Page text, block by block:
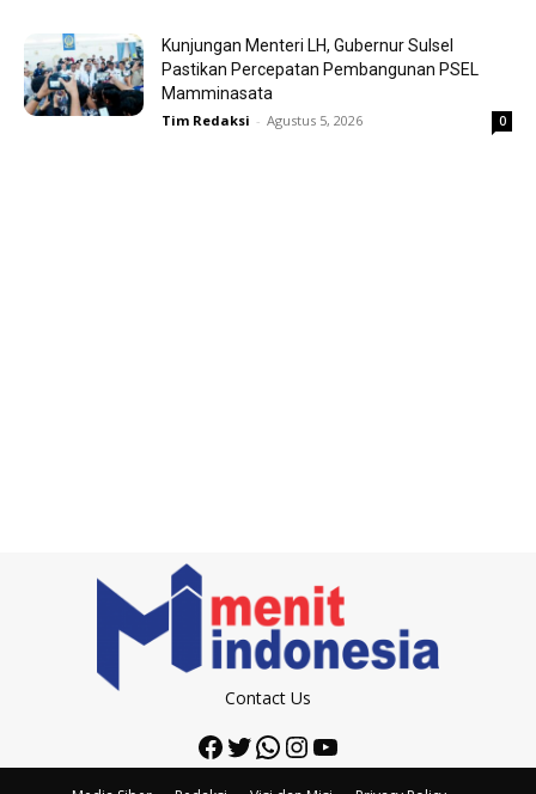
Kunjungan Menteri LH, Gubernur Sulsel
Pastikan Percepatan Pembangunan PSEL
Mamminasata
Tim Redaksi - Agustus 5, 2026 0
Contact Us
Facebook
Twitter
WhatsApp
Instagram
YouTube